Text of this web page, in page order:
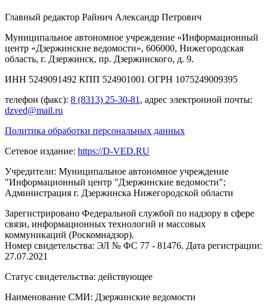
Главный редактор Райнич Александр Петрович
Муниципальное автономное учреждение «Информационный
центр «Дзержинские ведомости», 606000, Нижегородская
область, г. Дзержинск, пр. Дзержинского, д. 9.
ИНН 5249091492 КПП 524901001 ОГРН 1075249009395
телефон (факс): 8 (8313) 25-30-81, адрес электронной почты:
dzved@mail.ru
Политика обработки персональных данных
Сетевое издание: https://D-VED.RU
Учредители: Муниципальное автономное учреждение
"Информационный центр "Дзержинские ведомости";
Администрация г. Дзержинска Нижегородской области
Зарегистрировано Федеральной службой по надзору в сфере
связи, информационных технологий и массовых
коммуникаций (Роскомнадзор).
Номер свидетельства: ЭЛ № ФС 77 - 81476. Дата регистрации:
27.07.2021
Статус свидетельства: действующее
Наименование СМИ: Дзержинские ведомости